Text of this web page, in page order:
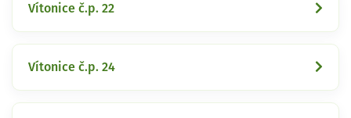
Vítonice č.p. 22
Vítonice č.p. 24